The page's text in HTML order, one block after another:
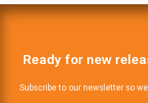
Ready for new
Subscribe to our newsletter so